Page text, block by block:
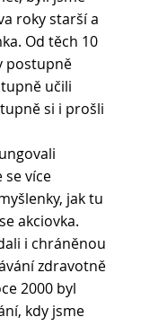
roky starší a
Od těch 10
postupně
učili
si i prošli
se více
jak tu
akciovka.
i chráněnou
zdravotně
2000 byl
kdy jsme